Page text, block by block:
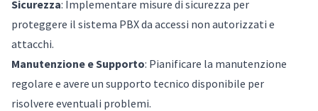
Sicurezza: Implementare misure di sicurezza per
proteggere il sistema PBX da accessi non autorizzati e
attacchi.
Manutenzione e Supporto: Pianificare la manutenzione
regolare e avere un supporto tecnico disponibile per
risolvere eventuali problemi.